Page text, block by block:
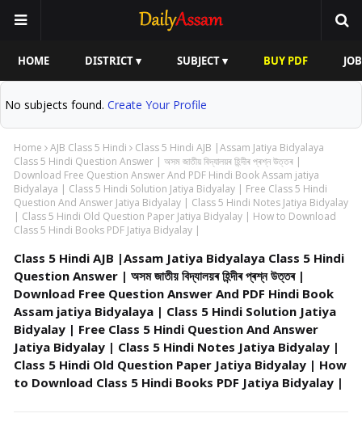
HOME DISTRICT ▾ SUBJECT ▾ BUY PDF
No subjects found. Create Your Profile
Home AJB Class 5 Hindi
Class 5 Hindi AJB |Assam Jatiya Bidyalaya
Class 5 Hindi Question Answer | অসম জাতীয় বিদ্যালয়ৰ হিন্দীৰ প্ৰশ্ন উত্তৰ |
Download Free Question Answer And PDF Hindi Book Assam jatiya
Bidyalaya | Class 5 Hindi Solution Jatiya Bidyalay | Free Class 5 Hindi
Question And Answer Jatiya Bidyalay | Class 5 Hindi Notes Jatiya Bidyalay
| Class 5 Hindi Old Question Paper Jatiya Bidyalay | How to Download
Class 5 Hindi Books PDF Jatiya Bidyalay |
Class 5 Hindi AJB |Assam Jatiya Bidyalaya Class 5 Hindi
Question Answer | অসম জাতীয় বিদ্যালয়ৰ হিন্দীৰ প্ৰশ্ন উত্তৰ |
Download Free Question Answer And PDF Hindi Book
Assam jatiya Bidyalaya | Class 5 Hindi Solution Jatiya
Bidyalay | Free Class 5 Hindi Question And Answer
Jatiya Bidyalay | Class 5 Hindi Notes Jatiya Bidyalay |
Class 5 Hindi Old Question Paper Jatiya Bidyalay | How
to Download Class 5 Hindi Books PDF Jatiya Bidyalay |